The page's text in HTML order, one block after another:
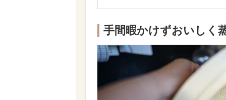
手間暇かけずおいしく